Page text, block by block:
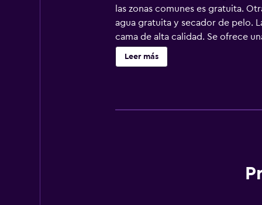
las zonas comunes es gratuita.
agua gratuita y secador de pelo.
cama de alta calidad. Se ofrece
servicios para las personas de
Leer más